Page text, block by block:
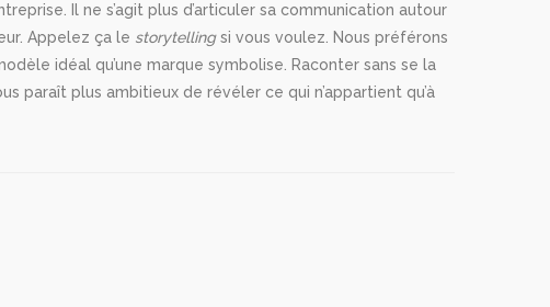
Il ne s’agit plus d’articuler sa communication autour
Appelez ça le storytellingsi vous voulez. Nous préférons
idéal qu’une marque symbolise. Raconter sans se la
paraît plus ambitieux de révéler ce qui n’appartient qu’à